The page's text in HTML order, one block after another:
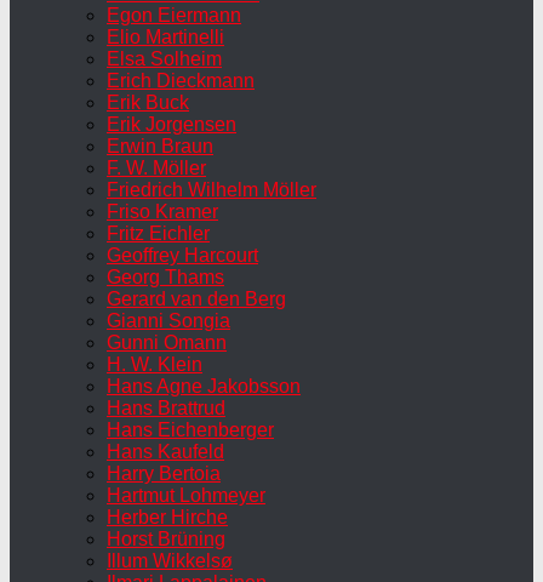
Egon Eiermann
Elio Martinelli
Elsa Solheim
Erich Dieckmann
Erik Buck
Erik Jorgensen
Erwin Braun
F. W. Möller
Friedrich Wilhelm Möller
Friso Kramer
Fritz Eichler
Geoffrey Harcourt
Georg Thams
Gerard van den Berg
Gianni Songia
Gunni Omann
H. W. Klein
Hans Agne Jakobsson
Hans Brattrud
Hans Eichenberger
Hans Kaufeld
Harry Bertoia
Hartmut Lohmeyer
Herber Hirche
Horst Brüning
Illum Wikkelsø